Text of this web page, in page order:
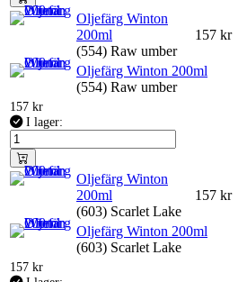
Oljefärg Winton
200ml
(554) Raw umber
157 kr
Oljefärg Winton 200ml
(554) Raw umber
157 kr
I lager:
Oljefärg Winton
200ml
(603) Scarlet Lake
157 kr
Oljefärg Winton 200ml
(603) Scarlet Lake
157 kr